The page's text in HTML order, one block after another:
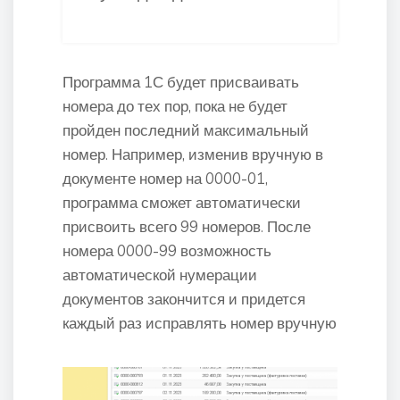
Программа 1С будет присваивать
номера до тех пор, пока не будет
пройден последний максимальный
номер. Например, изменив вручную в
документе номер на 0000-01,
программа сможет автоматически
присвоить всего 99 номеров. После
номера 0000-99 возможность
автоматической нумерации
документов закончится и придется
каждый раз исправлять номер вручную